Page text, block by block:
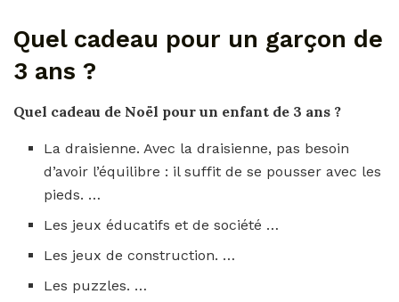
Quel cadeau pour un garçon de
3 ans ?
Quel cadeau de Noël pour un enfant de 3 ans ?
La draisienne. Avec la draisienne, pas besoin
d’avoir l’équilibre : il suffit de se pousser avec les
pieds. …
Les jeux éducatifs et de société …
Les jeux de construction. …
Les puzzles. …